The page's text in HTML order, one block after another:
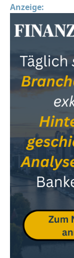
Anzeige: